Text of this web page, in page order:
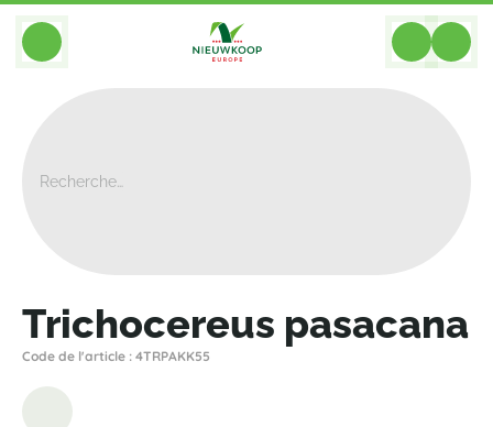
BACK
Trichocereus pasacana
Code de l'article : 4TRPAKK55